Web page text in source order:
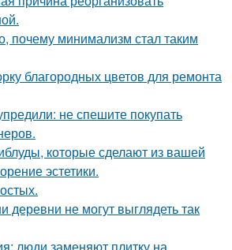
почему минимализм стал таким
благородных цветов для ремонта
не спешите покупать
которые сделают из вашей
эстетики.
деревни не могут выглядеть так
люди заменяют плитку на